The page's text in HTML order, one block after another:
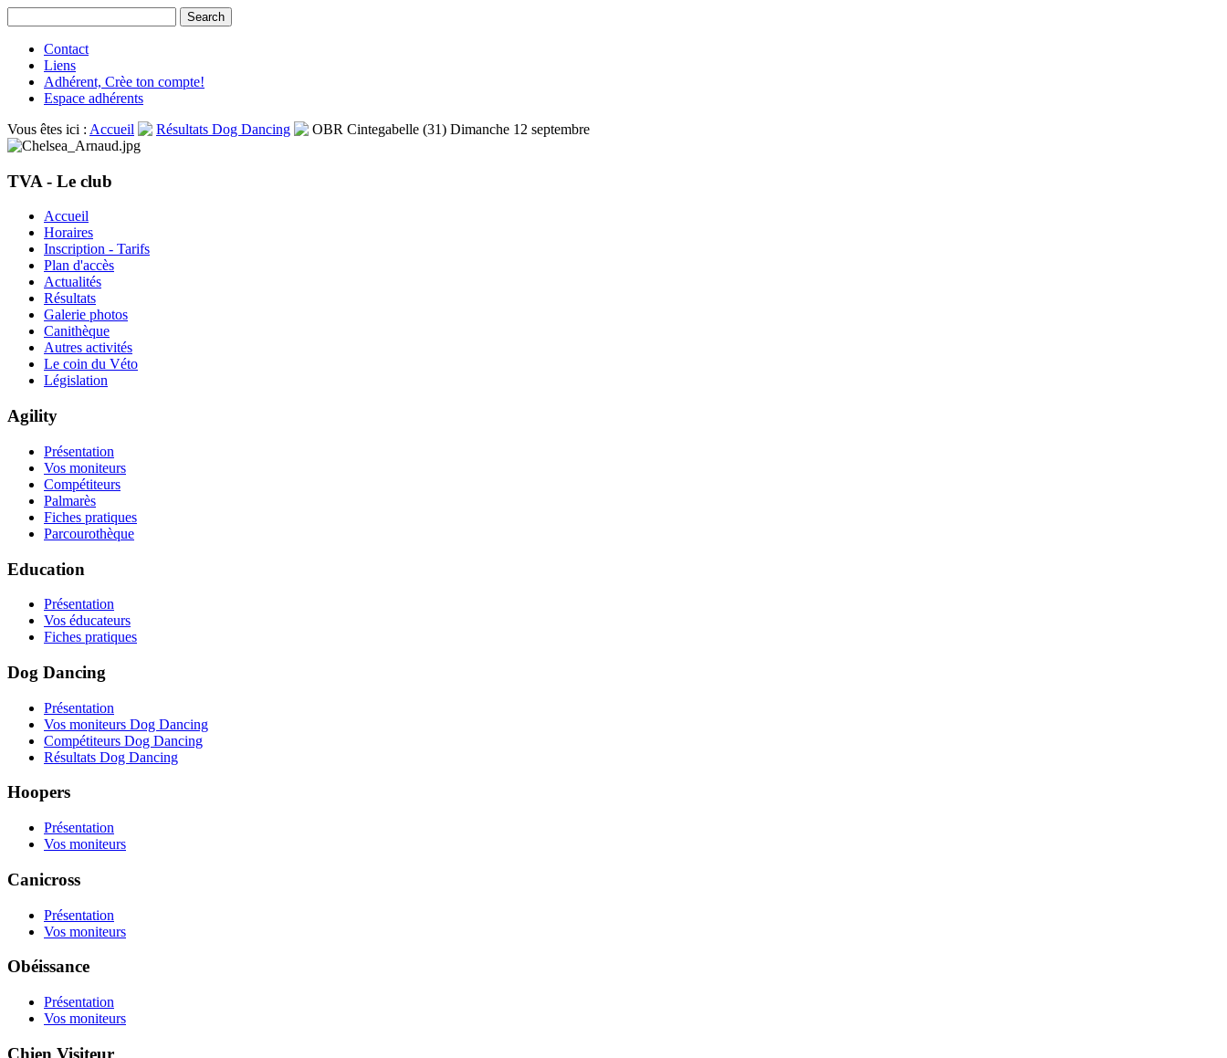
Contact
Liens
Adhérent, Crèe ton compte!
Espace adhérents
Vous êtes ici : Accueil Résultats Dog Dancing OBR Cintegabelle (31) Dimanche 12 septembre
TVA - Le club
Accueil
Horaires
Inscription - Tarifs
Plan d'accès
Actualités
Résultats
Galerie photos
Canithèque
Autres activités
Le coin du Véto
Législation
Agility
Présentation
Vos moniteurs
Compétiteurs
Palmarès
Fiches pratiques
Parcourothèque
Education
Présentation
Vos éducateurs
Fiches pratiques
Dog Dancing
Présentation
Vos moniteurs Dog Dancing
Compétiteurs Dog Dancing
Résultats Dog Dancing
Hoopers
Présentation
Vos moniteurs
Canicross
Présentation
Vos moniteurs
Obéissance
Présentation
Vos moniteurs
Chien Visiteur